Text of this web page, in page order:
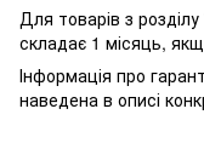
Для товарів з
складає 1 місяць,
Інформація про
наведена в описі